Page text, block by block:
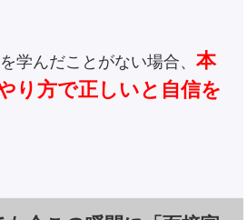
学んだことがない場合、本
り方で正しいと自信を